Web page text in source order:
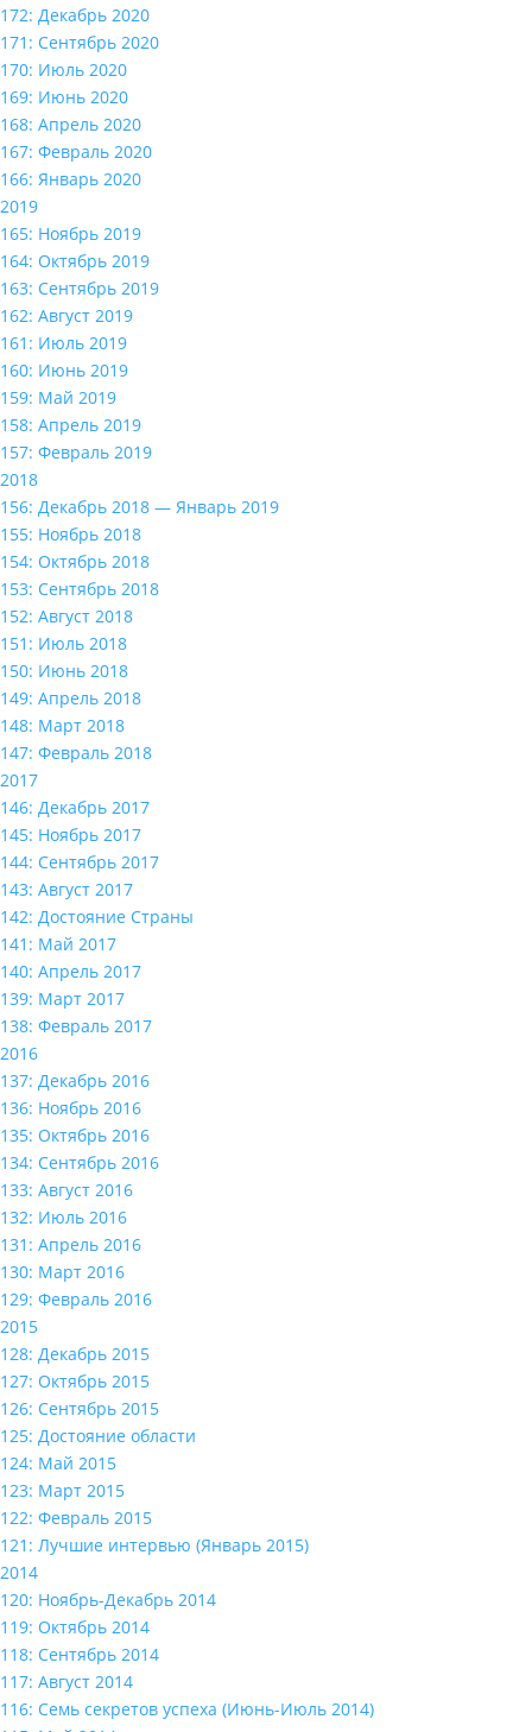
172: Декабрь 2020
171: Сентябрь 2020
170: Июль 2020
169: Июнь 2020
168: Апрель 2020
167: Февраль 2020
166: Январь 2020
2019
165: Ноябрь 2019
164: Октябрь 2019
163: Сентябрь 2019
162: Август 2019
161: Июль 2019
160: Июнь 2019
159: Май 2019
158: Апрель 2019
157: Февраль 2019
2018
156: Декабрь 2018 — Январь 2019
155: Ноябрь 2018
154: Октябрь 2018
153: Сентябрь 2018
152: Август 2018
151: Июль 2018
150: Июнь 2018
149: Апрель 2018
148: Март 2018
147: Февраль 2018
2017
146: Декабрь 2017
145: Ноябрь 2017
144: Сентябрь 2017
143: Август 2017
142: Достояние Страны
141: Май 2017
140: Апрель 2017
139: Март 2017
138: Февраль 2017
2016
137: Декабрь 2016
136: Ноябрь 2016
135: Октябрь 2016
134: Сентябрь 2016
133: Август 2016
132: Июль 2016
131: Апрель 2016
130: Март 2016
129: Февраль 2016
2015
128: Декабрь 2015
127: Октябрь 2015
126: Сентябрь 2015
125: Достояние области
124: Май 2015
123: Март 2015
122: Февраль 2015
121: Лучшие интервью (Январь 2015)
2014
120: Ноябрь-Декабрь 2014
119: Октябрь 2014
118: Сентябрь 2014
117: Август 2014
116: Семь секретов успеха (Июнь-Июль 2014)